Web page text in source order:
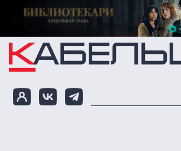
Перейти к основному содержанию